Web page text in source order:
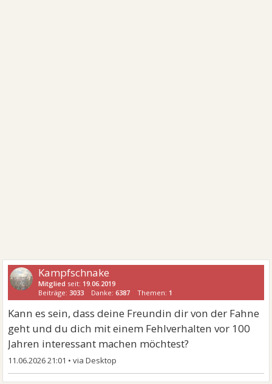
Kampfschnake
Mitglied seit: 19.06.2019
Beiträge: 3033 Danke:6387 Themen: 1
Kann es sein, dass deine Freundin dir von der Fahne
geht und du dich mit einem Fehlverhalten vor 100
Jahren interessant machen möchtest?
11.06.2026 21:01 •